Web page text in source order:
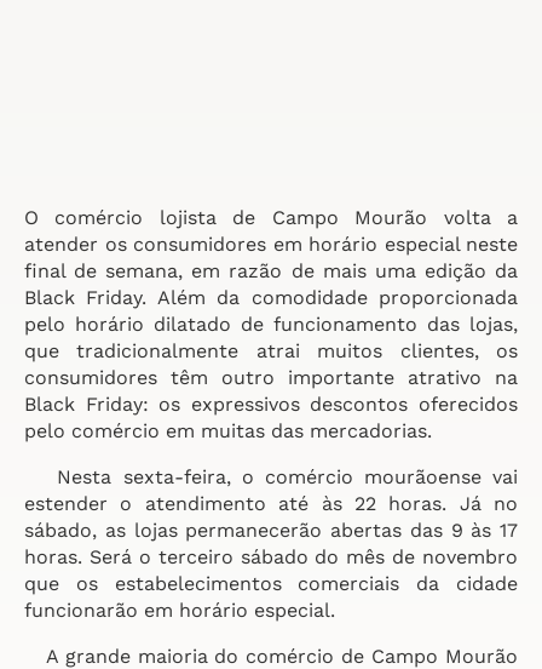
O comércio lojista de Campo Mourão volta a
atender os consumidores em horário especial neste
final de semana, em razão de mais uma edição da
Black Friday. Além da comodidade proporcionada
pelo horário dilatado de funcionamento das lojas,
que tradicionalmente atrai muitos clientes, os
consumidores têm outro importante atrativo na
Black Friday: os expressivos descontos oferecidos
pelo comércio em muitas das mercadorias.
Nesta sexta-feira, o comércio mourãoense vai
estender o atendimento até às 22 horas. Já no
sábado, as lojas permanecerão abertas das 9 às 17
horas. Será o terceiro sábado do mês de novembro
que os estabelecimentos comerciais da cidade
funcionarão em horário especial.
A grande maioria do comércio de Campo Mourão